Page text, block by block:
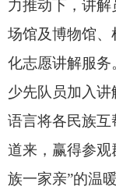
力推动下， 讲解
场馆及博物馆、
化志愿讲解服务
少先队员加入讲
语言将各民族互
道来， 赢得参观
族一家亲”的温